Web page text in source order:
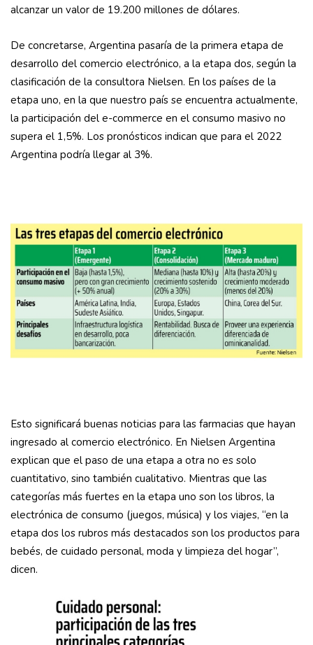
alcanzar un valor de 19.200 millones de dólares.
De concretarse, Argentina pasaría de la primera etapa de
desarrollo del comercio electrónico, a la etapa dos, según la
clasificación de la consultora Nielsen. En los países de la
etapa uno, en la que nuestro país se encuentra actualmente,
la participación del e-commerce en el consumo masivo no
supera el 1,5%. Los pronósticos indican que para el 2022
Argentina podría llegar al 3%.
Esto significará buenas noticias para las farmacias que hayan
ingresado al comercio electrónico. En Nielsen Argentina
explican que el paso de una etapa a otra no es solo
cuantitativo, sino también cualitativo. Mientras que las
categorías más fuertes en la etapa uno son los libros, la
electrónica de consumo (juegos, música) y los viajes, “en la
etapa dos los rubros más destacados son los productos para
bebés, de cuidado personal, moda y limpieza del hogar”,
dicen.